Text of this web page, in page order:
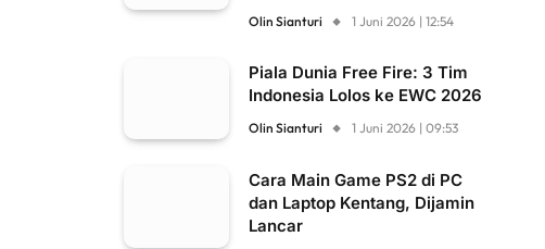
Olin Sianturi 1 Juni 2026 | 12:54
Piala Dunia Free Fire: 3 Tim
Indonesia Lolos ke EWC 2026
Olin Sianturi 1 Juni 2026 | 09:53
Cara Main Game PS2 di PC
dan Laptop Kentang, Dijamin
Lancar